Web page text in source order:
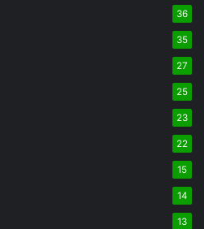
36
35
27
25
23
22
15
14
13